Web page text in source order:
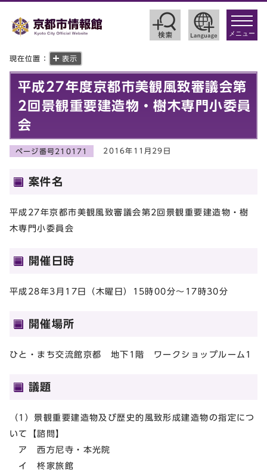
toggle
メニュー
現在位置： 表示
平成27年度京都市美観風致審議会第
2回景観重要建造物・樹木専門小委員
会
ページ番号210171 2016年11月29日
案件名
平成27年京都市美観風致審議会第2回景観重要建造物・樹
木専門小委員会
開催日時
平成28年3月17日（木曜日）15時00分～17時30分
開催場所
ひと・まち交流館京都 地下1階 ワークショップルーム1
議題
（1）景観重要建造物及び歴史的風致形成建造物の指定につ
いて【諮問】
ア 西方尼寺・本光院
イ 柊家旅館